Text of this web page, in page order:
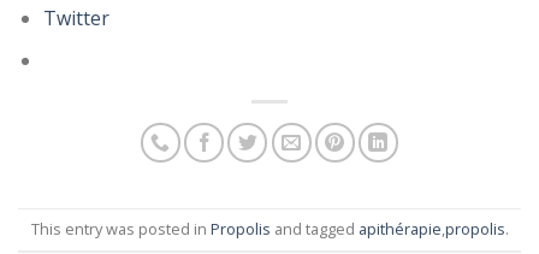
Twitter
This entry was posted in Propolis and tagged apithérapie,propolis.